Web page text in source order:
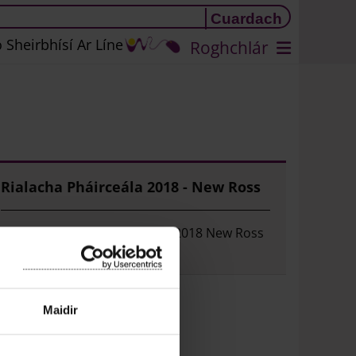
Maidir
Roghchlár
Sheirbhísí Ar Líne
Rialacha Pháirceála 2018 - New Ross
Féach ar Rialacha Pháirceála 2018 New Ross
Municipal District